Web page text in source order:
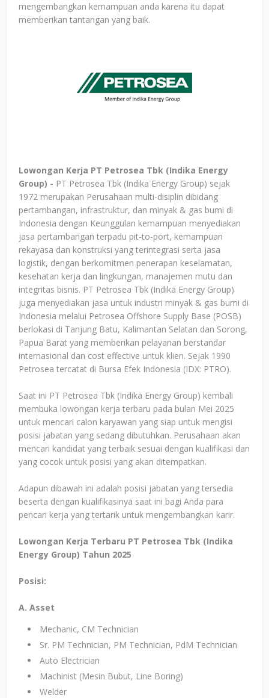
mengembangkan kemampuan anda karena itu dapat
memberikan tantangan yang baik.
Lowongan Kerja PT Petrosea Tbk (Indika Energy
Group) - PT Petrosea Tbk (Indika Energy Group) sejak
1972 merupakan Perusahaan multi-disiplin dibidang
pertambangan, infrastruktur, dan minyak & gas bumi di
Indonesia dengan Keunggulan kemampuan menyediakan
jasa pertambangan terpadu pit-to-port, kemampuan
rekayasa dan konstruksi yang terintegrasi serta jasa
logistik, dengan berkomitmen penerapan keselamatan,
kesehatan kerja dan lingkungan, manajemen mutu dan
integritas bisnis. PT Petrosea Tbk (Indika Energy Group)
juga menyediakan jasa untuk industri minyak & gas bumi di
Indonesia melalui Petrosea Offshore Supply Base (POSB)
berlokasi di Tanjung Batu, Kalimantan Selatan dan Sorong,
Papua Barat yang memberikan pelayanan berstandar
internasional dan cost effective untuk klien. Sejak 1990
Petrosea tercatat di Bursa Efek Indonesia (IDX: PTRO).
Saat ini PT Petrosea Tbk (Indika Energy Group) kembali
membuka lowongan kerja terbaru pada bulan Mei 2025
untuk mencari calon karyawan yang siap untuk mengisi
posisi jabatan yang sedang dibutuhkan. Perusahaan akan
mencari kandidat yang terbaik sesuai dengan kualifikasi dan
yang cocok untuk posisi yang akan ditempatkan.
Adapun dibawah ini adalah posisi jabatan yang tersedia
beserta dengan kualifikasinya saat ini bagi Anda para
pencari kerja yang tertarik untuk mengembangkan karir.
Lowongan Kerja Terbaru PT Petrosea Tbk (Indika
Energy Group) Tahun 2025
Posisi:
A. Asset
Mechanic, CM Technician
Sr. PM Technician, PM Technician, PdM Technician
Auto Electrician
Machinist (Mesin Bubut, Line Boring)
Welder